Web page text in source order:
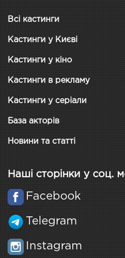
Всі кастинги
Кастинги у Києві
Кастинги у кіно
Кастинги в рекламу
Кастинги у серіали
База акторів
Новини та статті
Наші сторінки у соц.
Facebook
Telegram
Instagram